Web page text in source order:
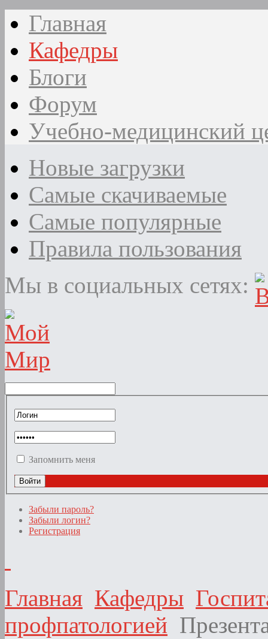
Главная
Кафедры
Блоги
Форум
Учебно-медицинский
Новые загрузки
Самые скачиваемые
Самые популярные
Правила пользования
Мы в социальных сетях:
Запомнить меня
Забыли пароль?
Забыли логин?
Регистрация
Главная Кафедры
профпатологией